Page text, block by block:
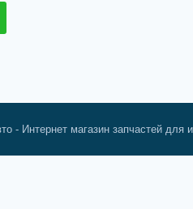
- Интернет магазин запчастей для